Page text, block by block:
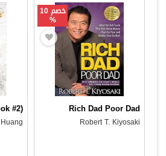
خصم 10
%
Rich Dad Poor Dad
Robert T. Kiyosaki
#2)